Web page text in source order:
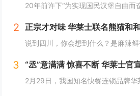
2
3 “丞”意满满 惊喜不断 华莱士官